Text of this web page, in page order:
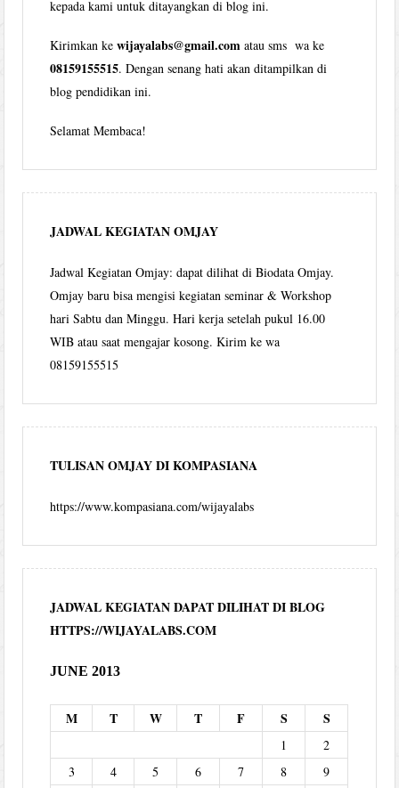
kepada kami untuk ditayangkan di blog ini.
Kirimkan kewijayalabs@gmail.com atau sms wa ke
08159155515. Dengan senang hati akan ditampilkan di
blog pendidikan ini.
Selamat Membaca!
JADWAL KEGIATAN OMJAY
Jadwal Kegiatan Omjay: dapat dilihat di Biodata Omjay.
Omjay baru bisa mengisi kegiatan seminar & Workshop
hari Sabtu dan Minggu. Hari kerja setelah pukul 16.00
WIB atau saat mengajar kosong. Kirim ke wa
08159155515
TULISAN OMJAY DI KOMPASIANA
https://www.kompasiana.com/wijayalabs
JADWAL KEGIATAN DAPAT DILIHAT DI BLOG
HTTPS://WIJAYALABS.COM
JUNE 2013
M T W T F S S
1
2
3
4 5 6 7 8
9